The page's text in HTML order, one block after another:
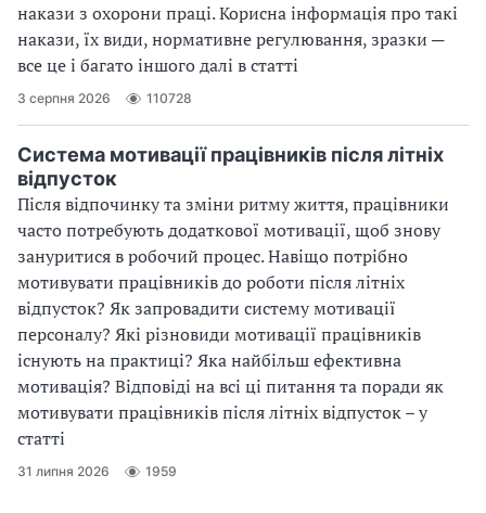
накази з охорони праці. Корисна інформація про такі
накази, їх види, нормативне регулювання, зразки ─
все це і багато іншого далі в статті
3 серпня 2026 110728
Система мотивації працівників після літніх
відпусток
Після відпочинку та зміни ритму життя, працівники
часто потребують додаткової мотивації, щоб знову
зануритися в робочий процес. Навіщо потрібно
мотивувати працівників до роботи після літніх
відпусток? Як запровадити систему мотивації
персоналу? Які різновиди мотивації працівників
існують на практиці? Яка найбільш ефективна
мотивація? Відповіді на всі ці питання та поради як
мотивувати працівників після літніх відпусток – у
статті
31 липня 2026 1959